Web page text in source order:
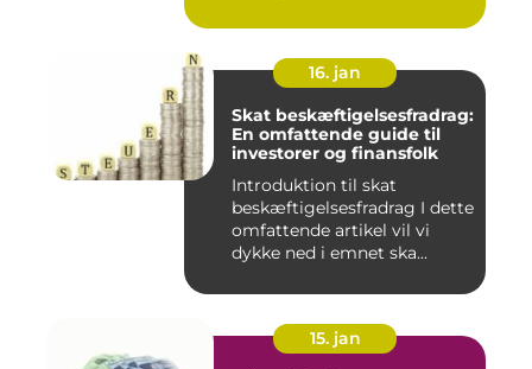
16. jan
Skat beskæftigelsesfradrag:
En omfattende guide til
investorer og finansfolk
Introduktion til skat
beskæftigelsesfradrag I dette
omfattende artikel vil vi
dykke ned i emnet ska...
15. jan